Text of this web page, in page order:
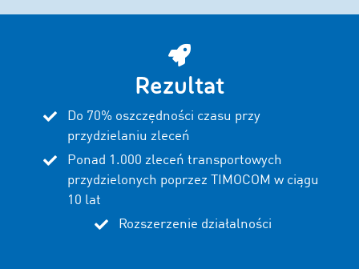
Rezultat
Do 70% oszczędności czasu przy
przydzielaniu zleceń
Ponad 1.000 zleceń transportowych
przydzielonych poprzez TIMOCOM w ciągu
10 lat
Rozszerzenie działalności